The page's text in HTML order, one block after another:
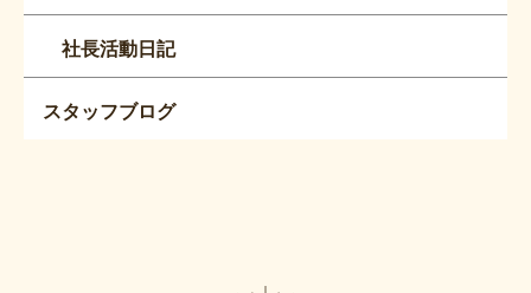
社長活動日記
スタッフブログ